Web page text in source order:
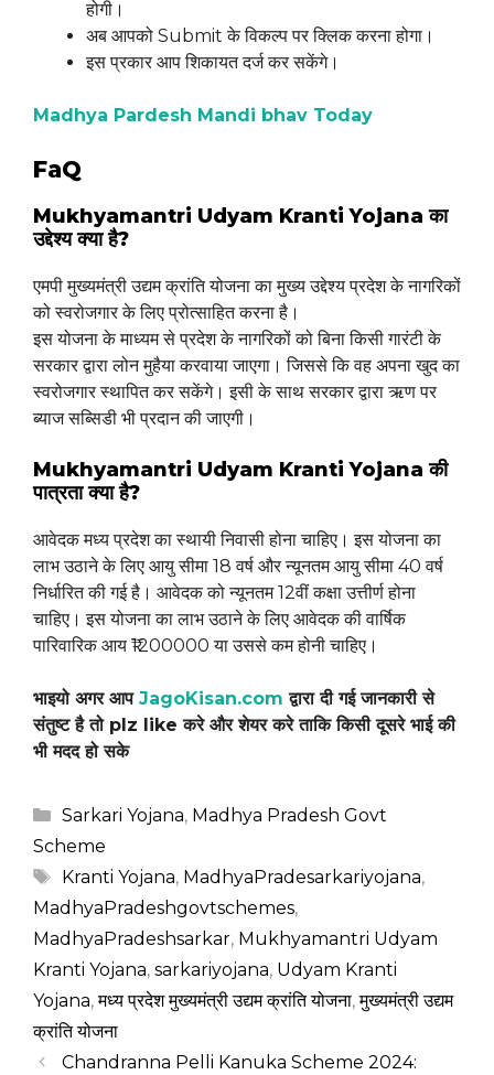
होगी।
अब आपको Submit के विकल्प पर क्लिक करना होगा।
इस प्रकार आप शिकायत दर्ज कर सकेंगे।
Madhya Pardesh Mandi bhav Today
FaQ
Mukhyamantri Udyam Kranti Yojana का
उद्देश्य क्या है?
एमपी मुख्यमंत्री उद्यम क्रांति योजना का मुख्य उद्देश्य प्रदेश के नागरिकों
को स्वरोजगार के लिए प्रोत्साहित करना है।
इस योजना के माध्यम से प्रदेश के नागरिकों को बिना किसी गारंटी के
सरकार द्वारा लोन मुहैया करवाया जाएगा। जिससे कि वह अपना खुद का
स्वरोजगार स्थापित कर सकेंगे। इसी के साथ सरकार द्वारा ऋण पर
ब्याज सब्सिडी भी प्रदान की जाएगी।
Mukhyamantri Udyam Kranti Yojana की
पात्रता क्या है?
आवेदक मध्य प्रदेश का स्थायी निवासी होना चाहिए। इस योजना का
लाभ उठाने के लिए आयु सीमा 18 वर्ष और न्यूनतम आयु सीमा 40 वर्ष
निर्धारित की गई है। आवेदक को न्यूनतम 12वीं कक्षा उत्तीर्ण होना
चाहिए। इस योजना का लाभ उठाने के लिए आवेदक की वार्षिक
पारिवारिक आय ₹1200000 या उससे कम होनी चाहिए।
भाइयो अगर आप JagoKisan.comद्वारा दी गई जानकारी से
संतुष्ट है तो plz like करे और शेयर करे ताकि किसी दूसरे भाई की
भी मदद हो सके
Categories
Sarkari Yojana, Madhya Pradesh Govt
Scheme
Tags
Kranti Yojana, MadhyaPradesarkariyojana,
MadhyaPradeshgovtschemes,
MadhyaPradeshsarkar, Mukhyamantri Udyam
Kranti Yojana, sarkariyojana, Udyam Kranti
Yojana,मध्य प्रदेश मुख्यमंत्री उद्यम क्रांति योजना,मुख्यमंत्री उद्यम
क्रांति योजना
Chandranna Pelli Kanuka Scheme 2024: